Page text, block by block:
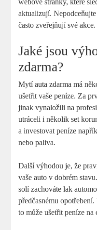
webové⁢ stránky, které
aktualizují.
často zveřejňují své akce.
Jaké ‍jsou
zdarma?
Mytí⁣ auta zdarma má
⁣ušetřit vaše peníze. Za
jinak vynaložili na
utráceli i několik set
a investovat peníze
nebo paliva.
Další výhodou je, ⁣že‌
vaše auto v dobrém
solí⁣ zachováte lak⁢
předčasnému
to ⁣může ušetřit peníze⁤